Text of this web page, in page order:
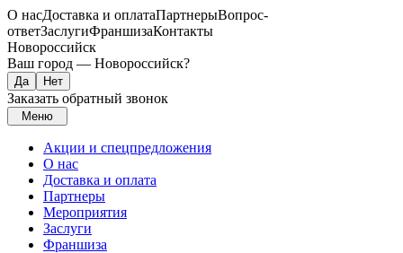
О насДоставка и оплатаПартнерыВопрос-
ответЗаслугиФраншизаКонтакты
Новороссийск
Ваш город — Новороссийск?
Заказать обратный звонок
Меню
Акции и спецпредложения
О нас
Доставка и оплата
Партнеры
Мероприятия
Заслуги
Франшиза